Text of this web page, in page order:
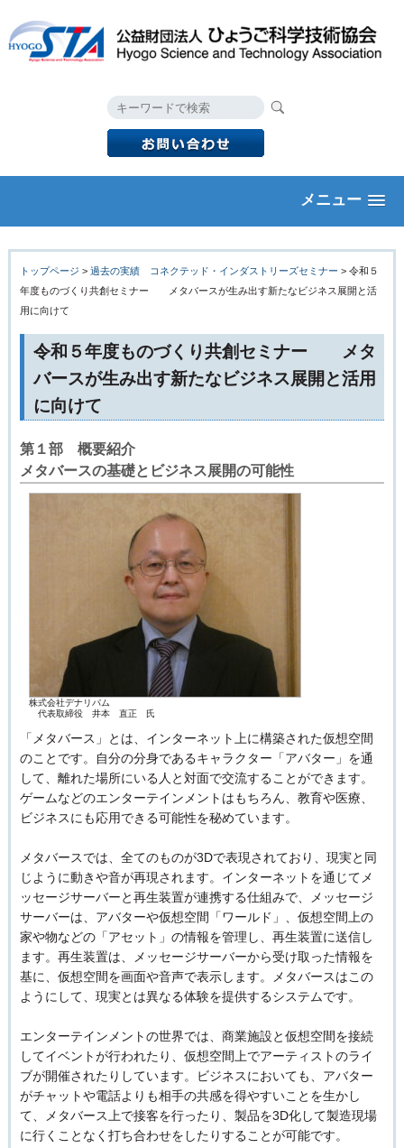
メニュー
トップページ > 過去の実績 コネクテッド・インダストリーズセミナー > 令和５
年度ものづくり共創セミナー メタバースが生み出す新たなビジネス展開と活
用に向けて
令和５年度ものづくり共創セミナー メタ
バースが生み出す新たなビジネス展開と活用
に向けて
第１部 概要紹介
メタバースの基礎とビジネス展開の可能性
株式会社デナリパム
代表取締役 井本 直正 氏
「メタバース」とは、インターネット上に構築された仮想空間
のことです。自分の分身であるキャラクター「アバター」を通
して、離れた場所にいる人と対面で交流することができます。
ゲームなどのエンターテインメントはもちろん、教育や医療、
ビジネスにも応用できる可能性を秘めています。
メタバースでは、全てのものが3Dで表現されており、現実と同
じように動きや音が再現されます。インターネットを通じてメ
ッセージサーバーと再生装置が連携する仕組みで、メッセージ
サーバーは、アバターや仮想空間「ワールド」、仮想空間上の
家や物などの「アセット」の情報を管理し、再生装置に送信し
ます。再生装置は、メッセージサーバーから受け取った情報を
基に、仮想空間を画面や音声で表示します。メタバースはこの
ようにして、現実とは異なる体験を提供するシステムです。
エンターテインメントの世界では、商業施設と仮想空間を接続
してイベントが行われたり、仮想空間上でアーティストのライ
ブが開催されたりしています。ビジネスにおいても、アバター
がチャットや電話よりも相手の共感を得やすいことを生かし
て、メタバース上で接客を行ったり、製品を3D化して製造現場
に行くことなく打ち合わせをしたりすることが可能です。